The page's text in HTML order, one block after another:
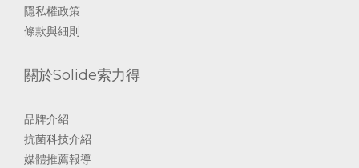
隱私權政策
條款與細則
關於Solide索力得
品牌介紹
抗菌科技介紹
媒體推薦報導